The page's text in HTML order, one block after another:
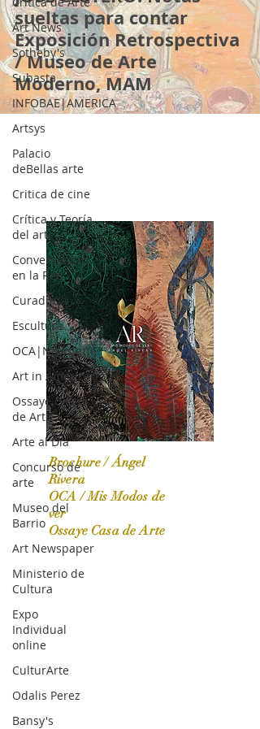
Art News
Sotheby's
Subasta
INFOBAE|AMERICA
Artsys
Palacio
deBellas arte
Critica de cine
Crítica y Teoría
del arte
Conversatorio
en la Red
Curaduria
Escultura
OCA|Newsletter
Art in America
Ossaye Casa
de Arte
Arte al Día
Concurso de
arte
Museo del
Barrio
Art Newspaper
Ministerio de
Cultura
Expo
Individual
online
CulturArte
Odalis Perez
Bansy's
sueltas para contar
Exposición Retrospectiva
/ Museo de Arte
Moderno, MAM
OCA|News 31 / Marzo-Abril / 2024
Brochure / Ángel
Rivera
OCA / Mis Modos de
ver
Ossaye Casa de Arte